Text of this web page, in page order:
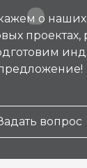
о наших
проектах,
вопрос